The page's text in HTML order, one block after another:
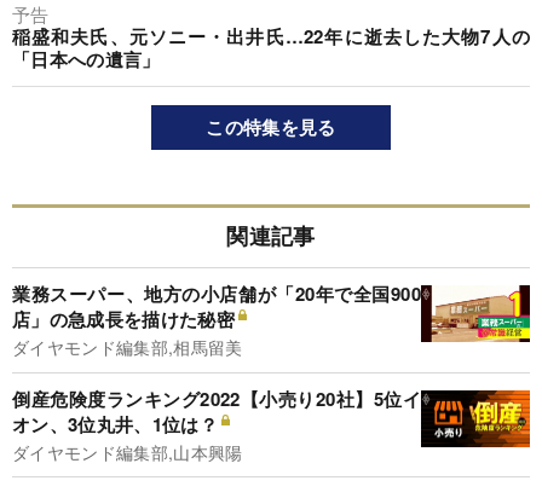
予告
稲盛和夫氏、元ソニー・出井氏…22年に逝去した大物7人の
「日本への遺言」
この特集を見る
関連記事
業務スーパー、地方の小店舗が「20年で全国900
店」の急成長を描けた秘密
ダイヤモンド編集部,相馬留美
倒産危険度ランキング2022【小売り20社】5位イ
オン、3位丸井、1位は？
ダイヤモンド編集部,山本興陽